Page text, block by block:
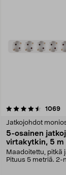
1069
Jatkojohdot
5-osainen
virtakytkin, 5 m
Maadoitettu, pitkä
Pituus 5 metriä. 2-
4.5